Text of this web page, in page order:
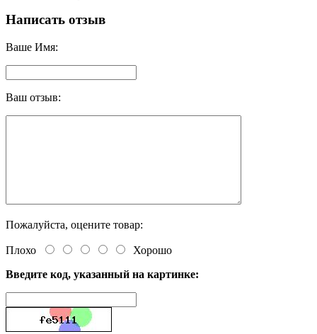
Написать отзыв
Ваше Имя:
Ваш отзыв:
Пожалуйста, оцените товар:
Плохо
Хорошо
Введите код, указанный на картинке: